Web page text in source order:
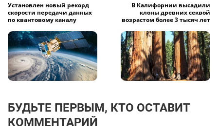
Установлен новый рекорд
скорости передачи данных
по квантовому каналу
В Калифорнии высадили
клоны древних секвой
возрастом более 3 тысяч лет
БУДЬТЕ ПЕРВЫМ, КТО ОСТАВИТ
КОММЕНТАРИЙ